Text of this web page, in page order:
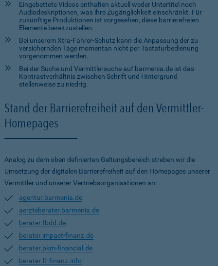
Eingebettete Videos enthalten aktuell weder Untertitel noch
Audiodeskriptionen, was ihre Zugänglichkeit einschränkt. Für
zukünftige Produktionen ist vorgesehen, diese barrierefreien
Elemente bereitzustellen.
Bei unserem Xtra-Fahrer-Schutz kann die Anpassung der zu
versichernden Tage momentan nicht per Tastaturbedienung
vorgenommen werden.
Bei der Suche und Vermittlersuche auf barmenia.de ist das
Kontrastverhältnis zwischen Schrift und Hintergrund
stellenweise zu niedrig.
Stand der Barrierefreiheit auf den Vermittler-
Homepages
Analog zu dem oben definierten Geltungsbereich streben wir die
Umsetzung der digitalen Barrierefreiheit auf den Homepages unserer
Vermittler und unserer Vertriebsorganisationen an:
agentur.barmenia.de
aerzteberater.barmenia.de
berater.fbdd.de
berater.impact-finanz.de
berater.pkm-financial.de
berater.ff-finanz.info